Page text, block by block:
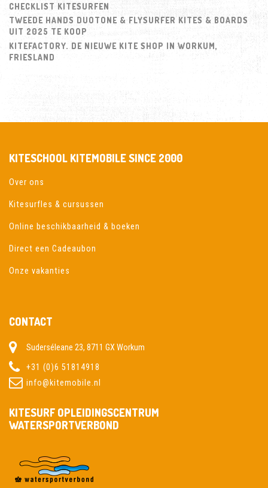
CHECKLIST KITESURFEN
TWEEDE HANDS DUOTONE & FLYSURFER KITES & BOARDS
UIT 2025 TE KOOP
KITEFACTORY. DE NIEUWE KITE SHOP IN WORKUM,
FRIESLAND
KITESCHOOL KITEMOBILE SINCE 2000
Over ons
Kitesurfles & cursussen
Online beschikbaarheid & boeken
Direct een Cadeaubon
Onze vakanties
CONTACT
Suderséleane 23, 8711 GX Workum
+31 (0)6 51814918
info@kitemobile.nl
KITESURF OPLEIDINGSCENTRUM
WATERSPORTVERBOND